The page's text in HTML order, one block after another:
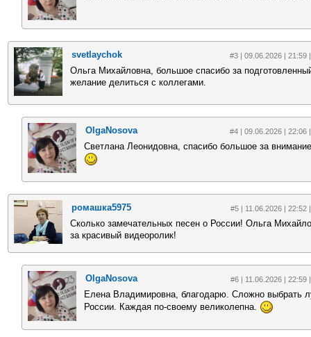
svetlaychok #3 | 09.06.2026 | 21:59
Ольга Михайловна, большое спасибо за
желание делиться с коллегами.
OlgaNosova #4 | 09.06.2026 | 22:06
Светлана Леонидовна, спасибо большое за
ромашка5975 #5 | 11.06.2026 | 22:52
Сколько замечательных песен о России! Ольга
за красивый видеоролик!
OlgaNosova #6 | 11.06.2026 | 22:59
Елена Владимировна, благодарю. Сложно выбрать
России. Каждая по-своему великолепна.